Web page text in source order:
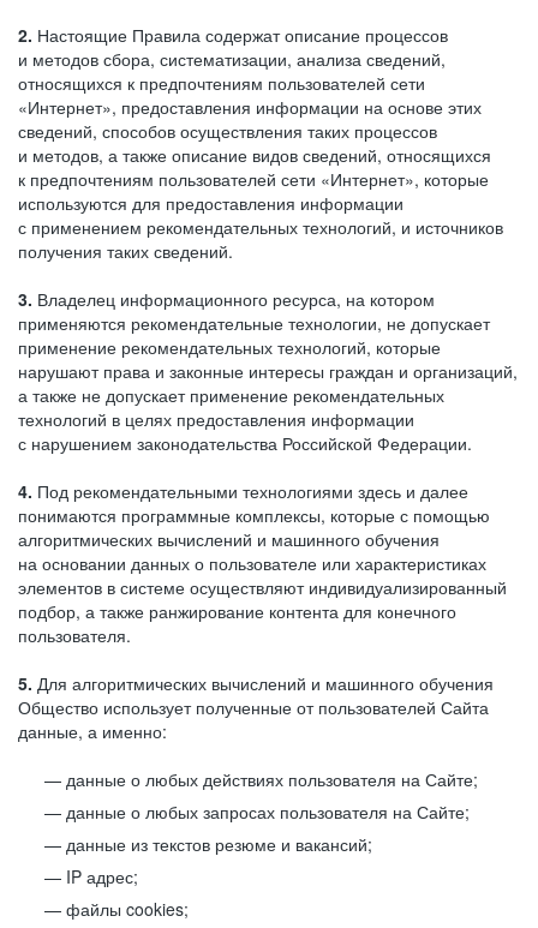
2. Настоящие Правила содержат описание процессов
и методов сбора, систематизации, анализа сведений,
относящихся к предпочтениям пользователей сети
«Интернет», предоставления информации на основе этих
сведений, способов осуществления таких процессов
и методов, а также описание видов сведений, относящихся
к предпочтениям пользователей сети «Интернет», которые
используются для предоставления информации
с применением рекомендательных технологий, и источников
получения таких сведений.
3. Владелец информационного ресурса, на котором
применяются рекомендательные технологии, не допускает
применение рекомендательных технологий, которые
нарушают права и законные интересы граждан и организаций,
а также не допускает применение рекомендательных
технологий в целях предоставления информации
с нарушением законодательства Российской Федерации.
4. Под рекомендательными технологиями здесь и далее
понимаются программные комплексы, которые с помощью
алгоритмических вычислений и машинного обучения
на основании данных о пользователе или характеристиках
элементов в системе осуществляют индивидуализированный
подбор, а также ранжирование контента для конечного
пользователя.
5. Для алгоритмических вычислений и машинного обучения
Общество использует полученные от пользователей Сайта
данные, а именно:
данные о любых действиях пользователя на Сайте;
данные о любых запросах пользователя на Сайте;
данные из текстов резюме и вакансий;
IP адрес;
файлы cookies;